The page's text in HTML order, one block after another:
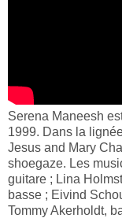
Serena Maneesh
1999. Dans la
Jesus and Mary
shoegaze. Les
guitare ; Lina
basse ; Eivind
Tommy Akerholdt,